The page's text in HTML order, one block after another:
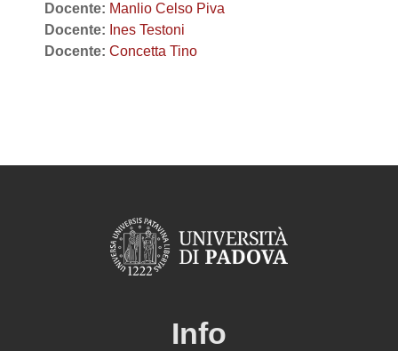
Docente: Manlio Celso Piva
Docente: Ines Testoni
Docente: Concetta Tino
Info